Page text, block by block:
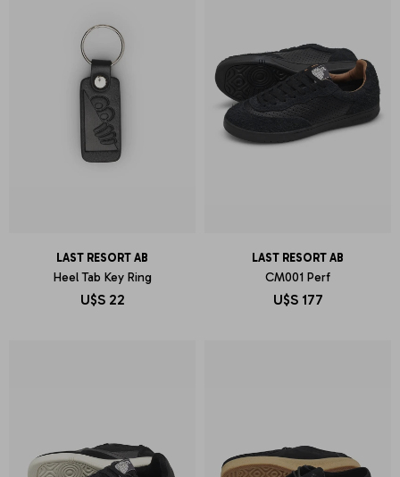
LAST RESORT AB
Heel Tab Key Ring
U$S 22
LAST RESORT AB
CM001 Perf
U$S 177